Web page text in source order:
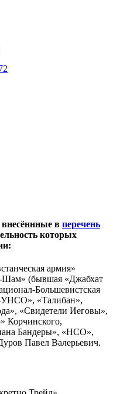
в перечень
которых
армия»
(бывшая «Джабхат
Большевистская
«Талибан»,
«Свидетели Иеговы»,
Корчинского,
Бандеры», «НСО»,
Павел Валерьевич.